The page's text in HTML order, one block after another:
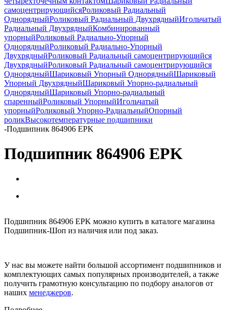
самоцентрирующийсяРоликовый Радиальный
ОднорядныйРоликовый Радиальный ДвухрядныйИгольчатый
Радиальный ДвухрядныйКомбинированный
упорныйРоликовый Радиально-Упорный
ОднорядныйРоликовый Радиально-Упорный
ДвухрядныйРоликовый Радиальный самоцентрирующийся
ДвухрядныйРоликовый Радиальный самоцентрирующийся
ОднорядныйШариковый Упорный ОднорядныйШариковый
Упорный ДвухрядныйШариковый Упорно-радиальный
ОднорядныйШариковый Упорно-радиальный
спаренныйРоликовый УпорныйИгольчатый
упорныйРоликовый Упорно-РадиальныйОпорный
роликВысокотемпературные подшипники
-Подшипник 864906 EPK
Подшипник 864906 EPK
Подшипник 864906 EPK можно купить в каталоге магазина
Подшипник-Шоп из наличия или под заказ.
У нас вы можете найти большой ассортимент подшипников и
комплектующих самых популярных производителей, а также
получить грамотную консультацию по подбору аналогов от
наших менеджеров.